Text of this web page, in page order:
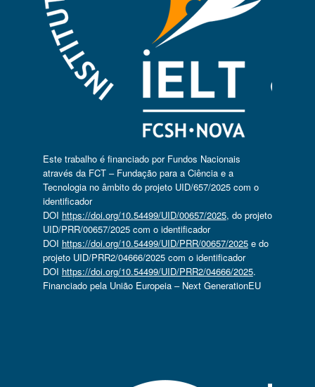
Este trabalho é financiado por Fundos Nacionais
através da FCT – Fundação para a Ciência e a
Tecnologia no âmbito do projeto UID/657/2025 com o
identificador
DOI https://doi.org/10.54499/UID/00657/2025, do projeto
UID/PRR/00657/2025 com o identificador
DOI https://doi.org/10.54499/UID/PRR/00657/2025e do
projeto UID/PRR2/04666/2025 com o identificador
DOI https://doi.org/10.54499/UID/PRR2/04666/2025.
Financiado pela União Europeia – Next GenerationEU